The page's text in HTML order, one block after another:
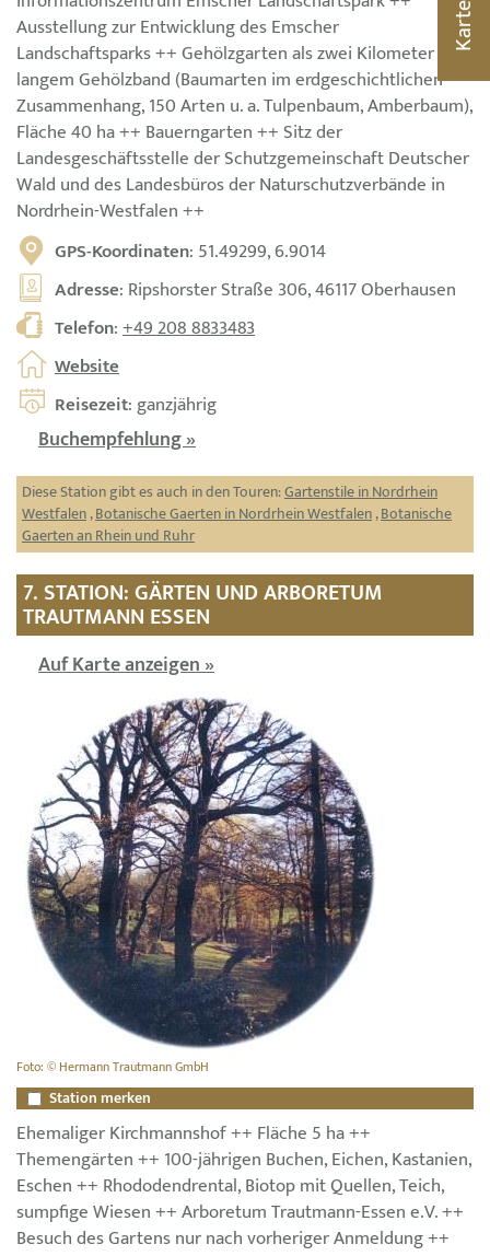
Ausstellung zur Entwicklung des Emscher
Landschaftsparks ++ Gehölzgarten als zwei Kilometer
langem Gehölzband (Baumarten im erdgeschichtlichen
Zusammenhang, 150 Arten u. a. Tulpenbaum, Amberbaum),
Fläche 40 ha ++ Bauerngarten ++ Sitz der
Landesgeschäftsstelle der Schutzgemeinschaft Deutscher
Wald und des Landesbüros der Naturschutzverbände in
Nordrhein-Westfalen ++
GPS-Koordinaten: 51.49299, 6.9014
Adresse: Ripshorster Straße 306, 46117 Oberhausen
Telefon:+49 208 8833483
Website
Reisezeit: ganzjährig
Buchempfehlung »
Diese Station gibt es auch in den Touren:Gartenstile in Nordrhein
Westfalen,Botanische Gaerten in Nordrhein Westfalen,Botanische
Gaerten an Rhein und Ruhr
7. STATION: GÄRTEN UND ARBORETUM
TRAUTMANN ESSEN
Auf Karte anzeigen »
Foto: © Hermann Trautmann GmbH
Station merken
Ehemaliger Kirchmannshof ++ Fläche 5 ha ++
Themengärten ++ 100-jährigen Buchen, Eichen, Kastanien,
Eschen ++ Rhododendrental, Biotop mit Quellen, Teich,
sumpfige Wiesen ++ Arboretum Trautmann-Essen e.V. ++
Besuch des Gartens nur nach vorheriger Anmeldung ++
Karte